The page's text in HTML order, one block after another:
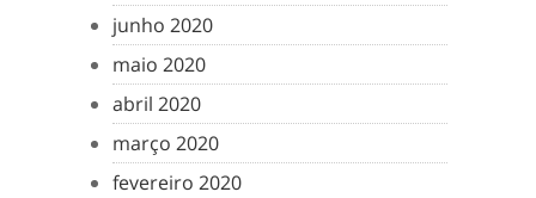
junho 2020
maio 2020
abril 2020
março 2020
fevereiro 2020